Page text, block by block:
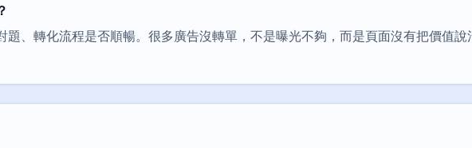
、轉化流程是否順暢。很多廣告沒轉單，不是曝光不夠，而是頁面沒有把價值說